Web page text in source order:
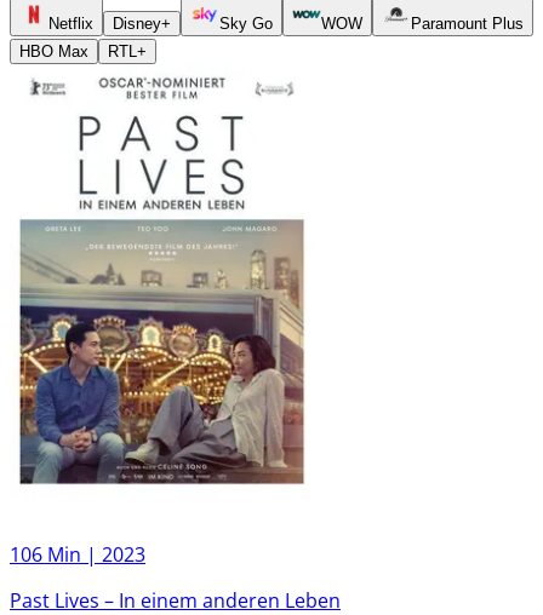
Netflix Disney+ Sky Go WOW
Paramount Plus
HBO Max
RTL+
106 Min | 2023
Past Lives – In einem anderen Leben